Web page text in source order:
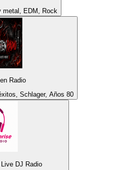
metal, EDM, Rock
Radio
Schlager, Años 80
DJ Radio